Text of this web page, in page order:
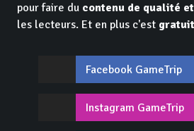
pour faire du contenu de qualité
les lecteurs. Et en plus c'est gratuit
Facebook GameTrip
Instagram GameTrip